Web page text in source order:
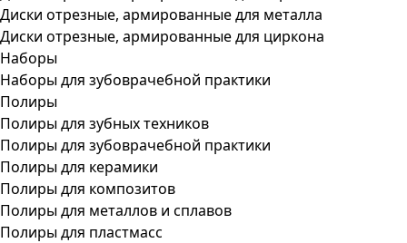
Диски отрезные, армированные для металла
Диски отрезные, армированные для циркона
Наборы
Наборы для зубоврачебной практики
Полиры
Полиры для зубных техников
Полиры для зубоврачебной практики
Полиры для керамики
Полиры для композитов
Полиры для металлов и сплавов
Полиры для пластмасс